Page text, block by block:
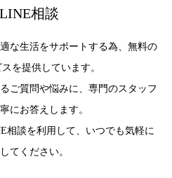
相談
な生活をサポートする為、無料の
を提供しています。
ご質問や悩みに、専門のスタッフ
にお答えします。
相談を利用して、いつでも気軽に
てください。